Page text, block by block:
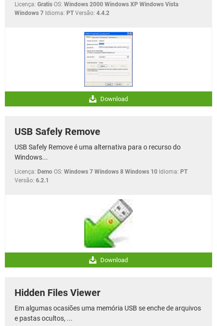
Licença: Gratis OS: Windows 2000 Windows XP Windows Vista
Windows 7 Idioma: PT Versão: 4.4.2
Download
USB Safely Remove
USB Safely Remove é uma alternativa para o recurso do
Windows...
Licença: Demo OS: Windows 7 Windows 8 Windows 10 Idioma: PT
Versão: 6.2.1
Download
Hidden Files Viewer
Em algumas ocasiões uma memória USB se enche de arquivos
e pastas ocultos, ...